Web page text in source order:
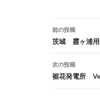
投
稿
ナ
ビ
前の投稿
茨城 霞ヶ浦
次の投稿
裾花発電所